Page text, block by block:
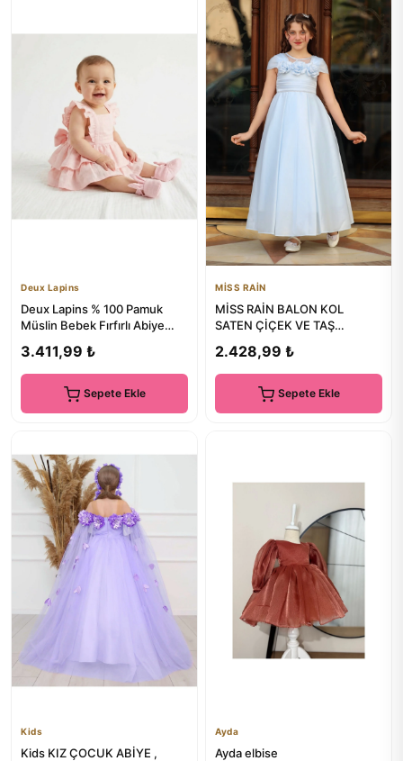
Deux Lapins
Deux Lapins % 100 Pamuk
Müslin Bebek Fırfırlı Abiye
3.411,99 ₺
Sepete Ekle
MİSS RAİN
MİSS RAİN BALON KOL
SATEN ÇİÇEK VE TAŞ
ABİYE ELBİSE
2.428,99 ₺
Sepete Ekle
Kids
Kids KIZ ÇOCUK ABİYE ,
Ayda
Ayda elbise